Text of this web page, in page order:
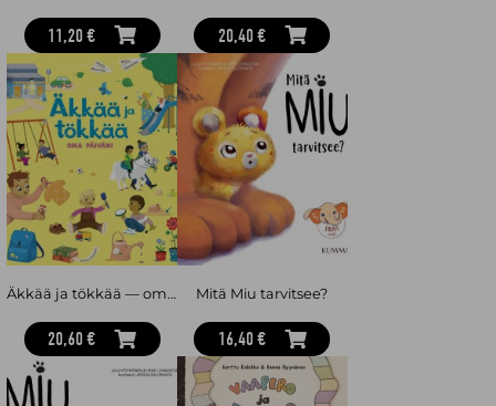
11,20 € 20,40 €
Äkkää ja tökkää — oma päiväni
20,60 €
Mitä Miu tarvitsee?
16,40 €